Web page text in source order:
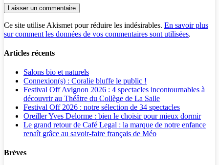
Ce site utilise Akismet pour réduire les indésirables. En savoir plus
sur comment les données de vos commentaires sont utilisées.
Articles récents
Salons bio et naturels
Connexion(s) : Coralie bluffe le public !
Festival Off Avignon 2026 : 4 spectacles incontournables à
découvrir au Théâtre du Collège de La Salle
Festival Off 2026 : notre sélection de 34 spectacles
Oreiller Yves Delorme : bien le choisir pour mieux dormir
Le grand retour de Café Legal : la marque de notre enfance
renaît grâce au savoir-faire français de Méo
Brèves